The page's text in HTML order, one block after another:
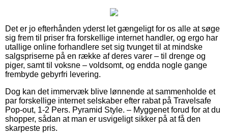
Det er jo efterhånden yderst let gængeligt for os alle at søge
sig frem til priser fra forskellige internet handler, og ergo har
utallige online forhandlere set sig tvunget til at mindske
salgspriserne på en række af deres varer – til drenge og
piger, samt til voksne – voldsomt, og endda nogle gange
frembyde gebyrfri levering.
Dog kan det immervæk blive lønnende at sammenholde et
par forskellige internet selskaber efter rabat på Travelsafe
Pop-out, 1-2 Pers. Pyramid Style. – Myggenet forud for at du
shopper, sådan at man er usvigeligt sikker på at få den
skarpeste pris.